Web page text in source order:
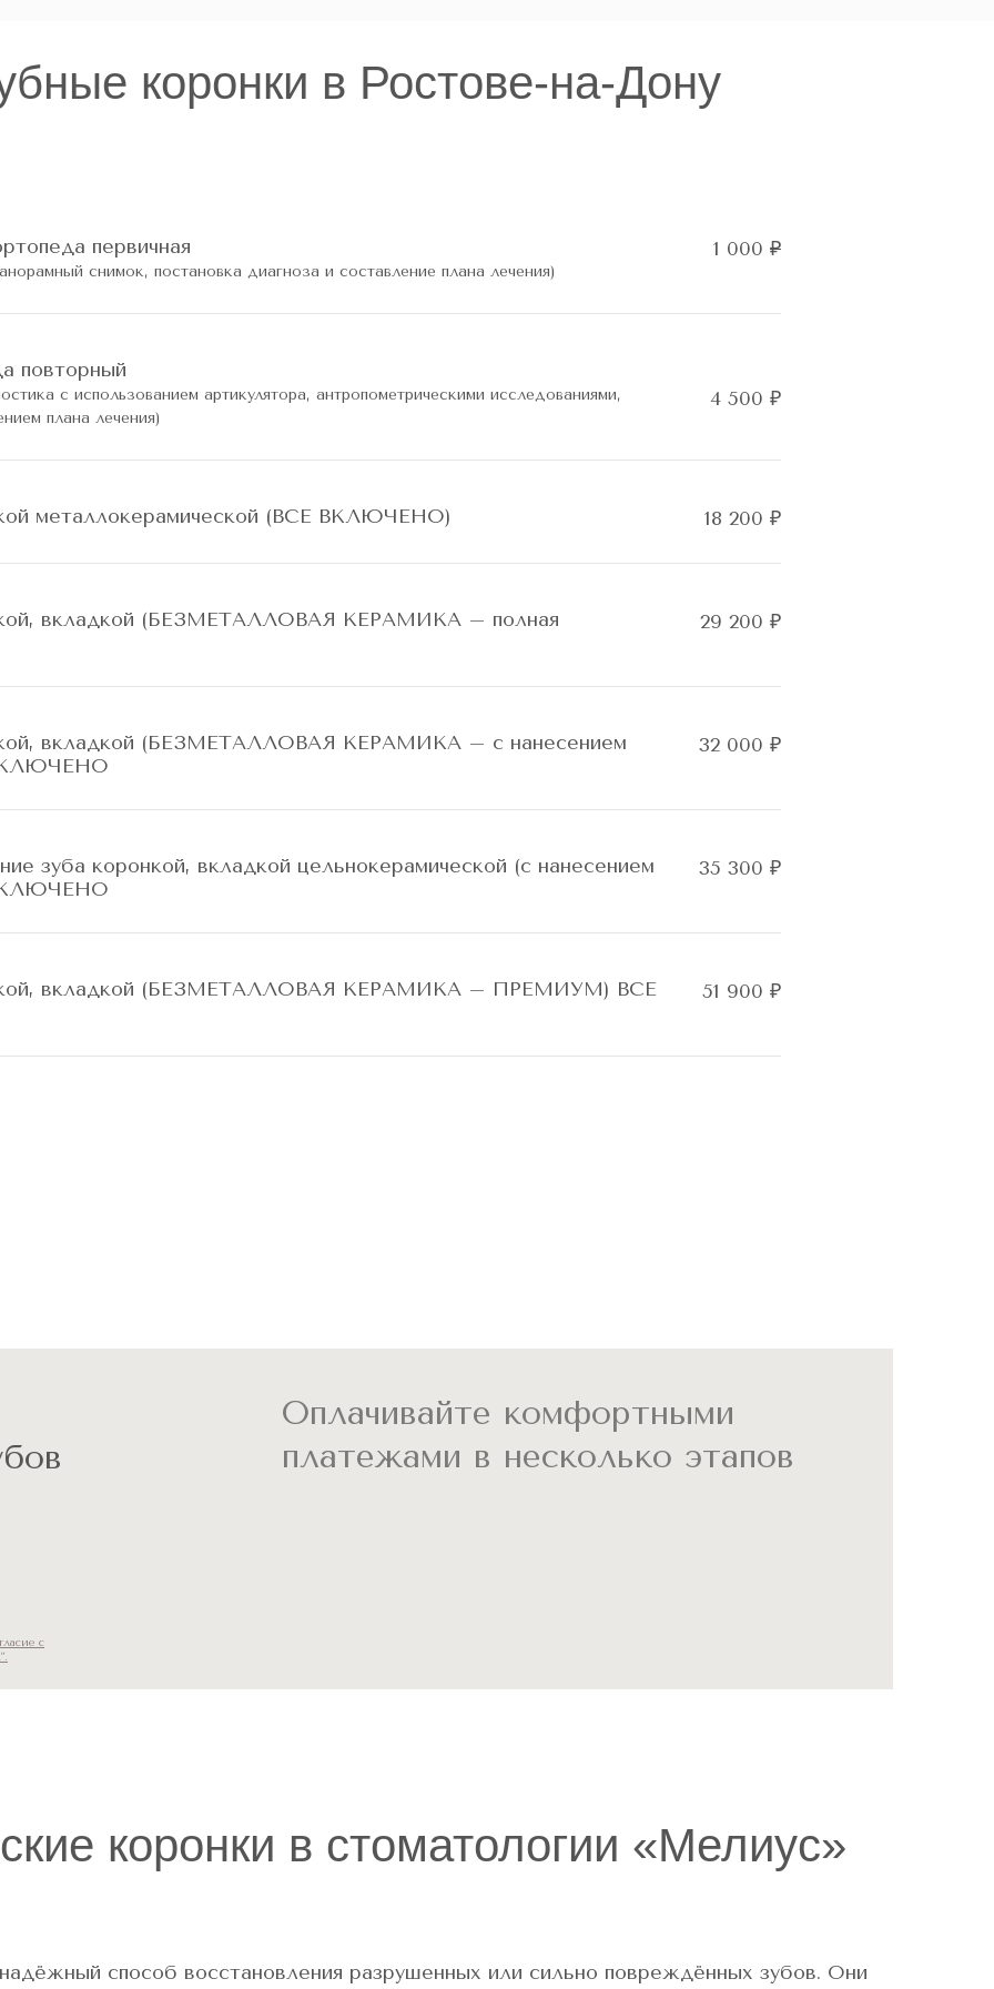
коронки в Ростове-на-Дону
первичная
снимок, постановка диагноза и составление плана лечения)
1 000 ₽
повторный
с использованием артикулятора, антропометрическими исследованиями,
плана лечения)
4 500 ₽
металлокерамической (ВСЕ ВКЛЮЧЕНО) 18 200 ₽
вкладкой (БЕЗМЕТАЛЛОВАЯ КЕРАМИКА – полная 29 200 ₽
вкладкой (БЕЗМЕТАЛЛОВАЯ КЕРАМИКА – с нанесением
32 000 ₽
зуба коронкой, вкладкой цельнокерамической (с нанесением
35 300 ₽
вкладкой (БЕЗМЕТАЛЛОВАЯ КЕРАМИКА – ПРЕМИУМ) ВСЕ 51 900 ₽
с
Оплачивайте комфортными
платежами в несколько этапов
коронки в стоматологии «Мелиус»
способ восстановления разрушенных или сильно повреждённых зубов. Они